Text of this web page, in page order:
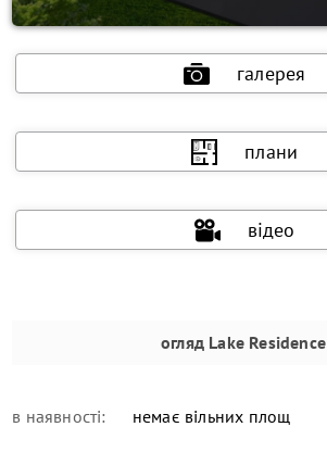
галерея
плани
відео
огляд Lake Residence
в наявності: немає вільних площ